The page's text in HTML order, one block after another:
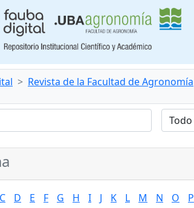
Revista de la Facultad de Agronomía
C D E F G H I J K L M N O P